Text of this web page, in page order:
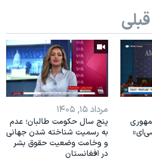
نوبل صلح
آمریکا «سی‌پک»
به چین
مرداد ۱۵, ۱۴۰۵
پنج سال حکومت طالبان؛ عدم
به رسمیت شناخته شدن جهانی
و وخامت وضعیت حقوق بشر
در افغانستان